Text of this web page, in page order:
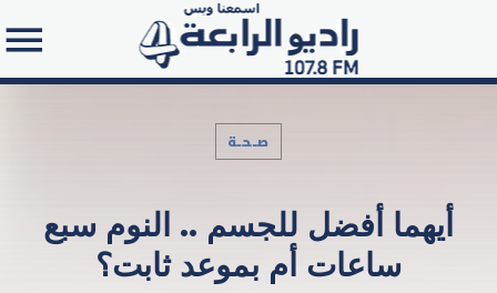
Search in the website:
صـحـة
أيهما أفضل للجسم .. النوم سبع
ساعات أم بموعد ثابت؟